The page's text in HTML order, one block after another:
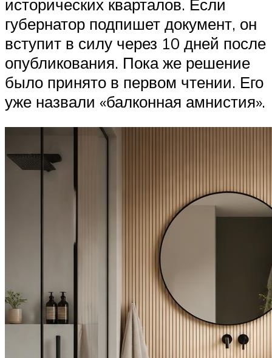
исторических кварталов. Если
губернатор подпишет документ, он
вступит в силу через 10 дней после
опубликования. Пока же решение
было принято в первом чтении. Его
уже назвали «балконная амнистия».